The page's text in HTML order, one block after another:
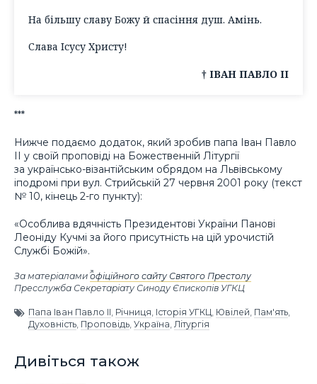
На більшу славу Божу й спасіння душ. Амінь.
Слава Ісусу Христу!
† ІВАН ПАВЛО ІІ
***
Нижче подаємо додаток, який зробив папа Іван Павло
ІІ у своїй проповіді на Божественній Літургії
за українсько-візантійським обрядом на Львівському
іподромі при вул. Стрийській 27 червня 2001 року (текст
№ 10, кінець 2-го пункту):
«Особлива вдячність Президентові України Панові
Леоніду Кучмі за його присутність на цій урочистій
Службі Божій».
За матеріаламиофіційного сайту Святого Престолу
Пресслужба Секретаріату Синоду Єпископів УГКЦ
Папа Іван Павло ІІ Річниця Історія УГКЦ Ювілей Пам'ять
Духовність Проповідь Україна Літургія
Дивіться також